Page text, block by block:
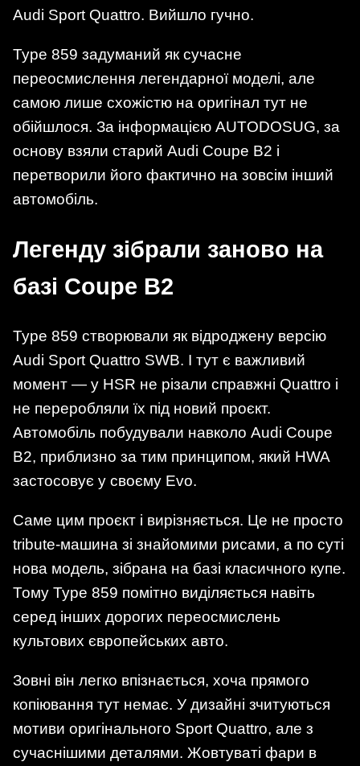
Audi Sport Quattro. Вийшло гучно.
Type 859 задуманий як сучасне
переосмислення легендарної моделі, але
самою лише схожістю на оригінал тут не
обійшлося. За інформацією AUTODOSUG, за
основу взяли старий Audi Coupe B2 і
перетворили його фактично на зовсім інший
автомобіль.
Легенду зібрали заново на
базі Coupe B2
Type 859 створювали як відроджену версію
Audi Sport Quattro SWB. І тут є важливий
момент — у HSR не різали справжні Quattro і
не переробляли їх під новий проєкт.
Автомобіль побудували навколо Audi Coupe
B2, приблизно за тим принципом, який HWA
застосовує у своєму Evo.
Саме цим проєкт і вирізняється. Це не просто
tribute-машина зі знайомими рисами, а по суті
нова модель, зібрана на базі класичного купе.
Тому Type 859 помітно виділяється навіть
серед інших дорогих переосмислень
культових європейських авто.
Зовні він легко впізнається, хоча прямого
копіювання тут немає. У дизайні зчитуються
мотиви оригінального Sport Quattro, але з
сучаснішими деталями. Жовтуваті фари в